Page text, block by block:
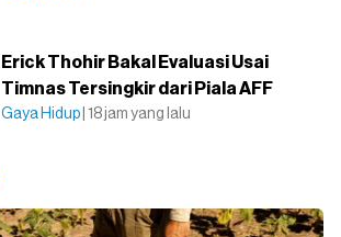
Erick Thohir Bakal Evaluasi Usai
Timnas Tersingkir dari Piala AFF
Gaya Hidup | 18 jam yang lalu